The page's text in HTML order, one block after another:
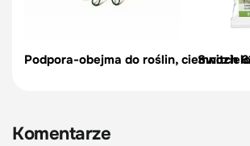
Podpora-obejma do roślin, Switch
Komentarze